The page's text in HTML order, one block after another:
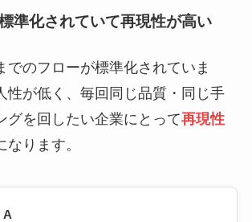
準化されていて再現性が高い
でのフローが標準化されていま
性が低く、毎回同じ品質・同じ手
グを回したい企業にとって再現性
なります。
A